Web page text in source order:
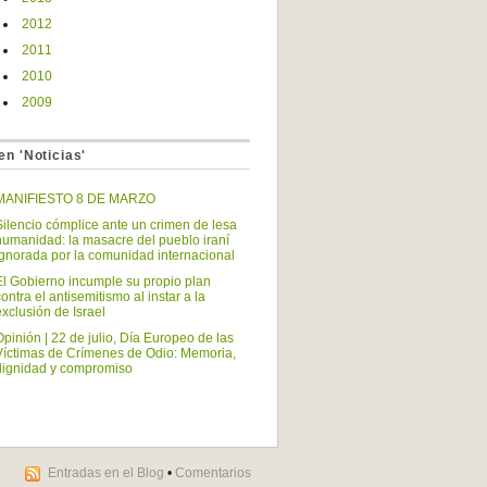
2012
2011
2010
2009
'Noticias'
8 DE MARZO
cómplice ante un crimen de lesa
la masacre del pueblo iraní
por la comunidad internacional
Gobierno incumple su propio plan
el antisemitismo al instar a la
de Israel
| 22 de julio, Día Europeo de las
de Crímenes de Odio: Memoria,
y compromiso
Entradas en el Blog • Comentarios